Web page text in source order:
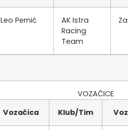
Leo Pernić
AK Istra
Racing
Team
VOZAČICE
Vozačica Klub/Tim